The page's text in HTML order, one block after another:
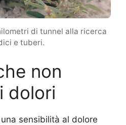
di tunnel alla ricerca
e tuberi.
non
dolori
sensibilità al dolore